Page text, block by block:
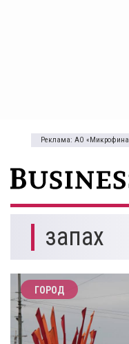
Реклама: АО
запах
ГОРОД